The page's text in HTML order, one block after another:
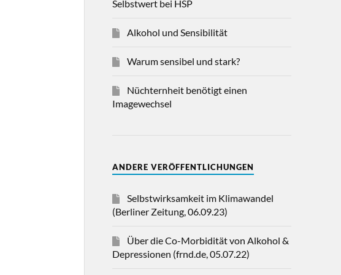
Selbstwert bei HSP
Alkohol und Sensibilität
Warum sensibel und stark?
Nüchternheit benötigt einen
Imagewechsel
ANDERE VERÖFFENTLICHUNGEN
Selbstwirksamkeit im Klimawandel
(Berliner Zeitung, 06.09.23)
Über die Co-Morbidität von Alkohol &
Depressionen (frnd.de, 05.07.22)